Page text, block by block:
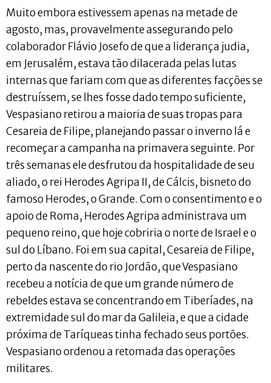
Muito embora estivessem apenas na metade de
agosto, mas, provavelmente assegurando pelo
colaborador Flávio Josefo de que a liderança judia,
em Jerusalém, estava tão dilacerada pelas lutas
internas que fariam com que as diferentes facções se
destruíssem, se lhes fosse dado tempo suficiente,
Vespasiano retirou a maioria de suas tropas para
Cesareia de Filipe, planejando passar o inverno lá e
recomeçar a campanha na primavera seguinte. Por
três semanas ele desfrutou da hospitalidade de seu
aliado, o rei Herodes Agripa II, de Cálcis, bisneto do
famoso Herodes, o Grande. Com o consentimento e o
apoio de Roma, Herodes Agripa administrava um
pequeno reino, que hoje cobriria o norte de Israel e o
sul do Líbano. Foi em sua capital, Cesareia de Filipe,
perto da nascente do rio Jordão, que Vespasiano
recebeu a notícia de que um grande número de
rebeldes estava se concentrando em Tiberíades, na
extremidade sul do mar da Galileia, e que a cidade
próxima de Taríqueas tinha fechado seus portões.
Vespasiano ordenou a retomada das operações
militares.